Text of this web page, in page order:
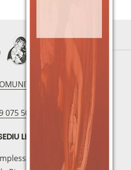
075 5094797
LEGAL
S.Manno